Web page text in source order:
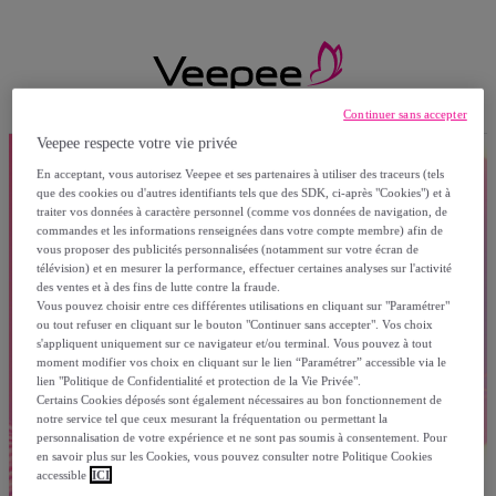
Veepee respecte votre vie privée
En acceptant, vous autorisez Veepee et ses partenaires à utiliser des traceurs (tels
que des cookies ou d'autres identifiants tels que des SDK, ci-après "Cookies") et à
traiter vos données à caractère personnel (comme vos données de navigation, de
commandes et les informations renseignées dans votre compte membre) afin de
vous proposer des publicités personnalisées (notamment sur votre écran de
télévision) et en mesurer la performance, effectuer certaines analyses sur l'activité
des ventes et à des fins de lutte contre la fraude.
Vous pouvez choisir entre ces différentes utilisations en cliquant sur "Paramétrer"
ou tout refuser en cliquant sur le bouton "Continuer sans accepter". Vos choix
s'appliquent uniquement sur ce navigateur et/ou terminal. Vous pouvez à tout
moment modifier vos choix en cliquant sur le lien “Paramétrer” accessible via le
lien "Politique de Confidentialité et protection de la Vie Privée".
Certains Cookies déposés sont également nécessaires au bon fonctionnement de
notre service tel que ceux mesurant la fréquentation ou permettant la
personnalisation de votre expérience et ne sont pas soumis à consentement. Pour
en savoir plus sur les Cookies, vous pouvez consulter notre Politique Cookies
accessible ICI
Continuer sans accepter